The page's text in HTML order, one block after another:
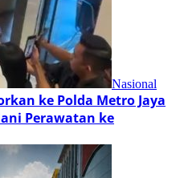
Nasional
ke Polda Metro Jaya
Perawatan ke